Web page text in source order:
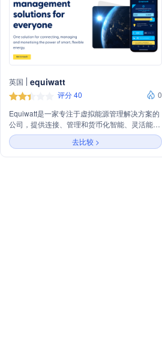
英国 equiwatt
评分 40
0
Equiwatt是一家专注于虚拟能源管理解决方案的
公司，提供连接、管理和货币化智能、灵活能源
的一站式服务。公司主营业务包括需求灵活性、
增强产品、解锁收入和提高客户参与度，旨在通
过智能解决方案参与灵活性市场，降低运营成
去比较 >